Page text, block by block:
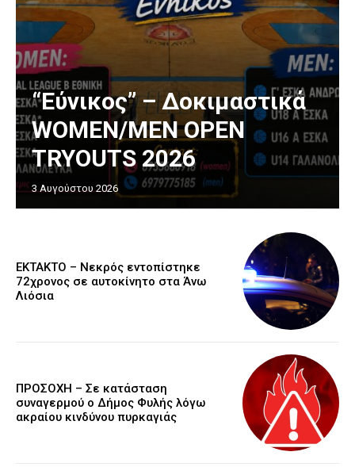
“Εύνικος” – Δοκιμαστικά
WOMEN/MEN OPEN
TRYOUTS 2026
3 Αυγούστου 2026
EKTAKTO – Νεκρός εντοπίστηκε
72χρονος σε αυτοκίνητο στα Άνω
Λιόσια
ΠΡΟΣΟΧΗ – Σε κατάσταση
συναγερμού ο Δήμος Φυλής λόγω
ακραίου κινδύνου πυρκαγιάς